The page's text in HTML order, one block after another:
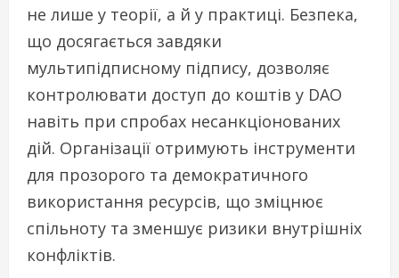
не лише у теорії, а й у практиці. Безпека,
що досягається завдяки
мультипідписному підпису, дозволяє
контролювати доступ до коштів у DAO
навіть при спробах несанкціонованих
дій. Організації отримують інструменти
для прозорого та демократичного
використання ресурсів, що зміцнює
спільноту та зменшує ризики внутрішніх
конфліктів.